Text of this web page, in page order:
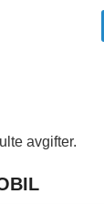
avgifter.